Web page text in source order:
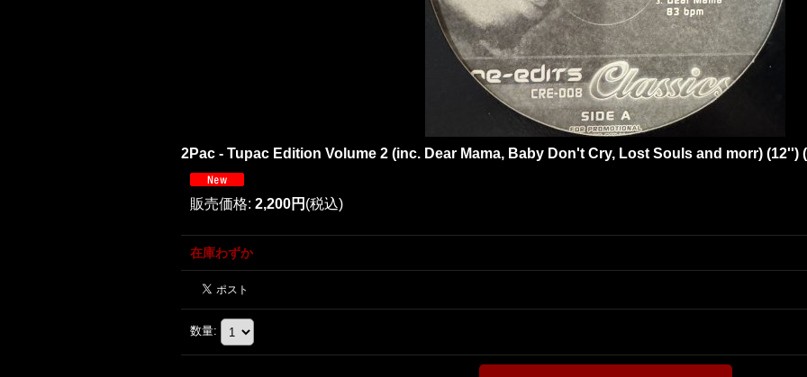
2Pac - Tupac Edition Volume 2 (inc. Dear Mama, Baby Don't Cry, Lost Souls and morr) (12'')
販売価格: 2,200円 (税込)
在庫わずか
数量: